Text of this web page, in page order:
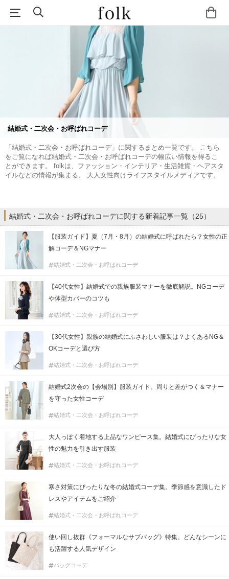
結婚式・二次会・お呼ばれコーデ
「結婚式・二次会・お呼ばれコーデ」に関するまとめ一覧です。 こちら
をご覧になれば結婚式・二次会・お呼ばれコーデの幅広い情報を得るこ
とができます。 folkは、ファッション・インテリア・生活雑貨・ヘアスタ
イルなどの情報が集まる、 大人女性向けライフスタイルメディアです。
結婚式・二次会・お呼ばれコーデに関する新着記事一覧（25）
【服装ガイド】夏（7月・8月）の結婚式に呼ばれたら？女性の正
解コーデ＆NGマナー
結婚式・二次会・お呼ばれコーデ
【40代女性】結婚式での親族服装マナーを徹底解説。NGコーデ
や体型カバーのコツも
結婚式・二次会・お呼ばれコーデ
【30代女性】親族の結婚式にふさわしい服装は？よくあるNG＆
OKコーデと選び方
結婚式・二次会・お呼ばれコーデ
結婚式2次会の【会場別】服装ガイド。周りと差がつく＆マナー
を守った女性コーデ
結婚式・二次会・お呼ばれコーデ
大人っぽく着地する上品なワンピース集。結婚式にぴったりな女
性の魅力を引き出す服装
結婚式・二次会・お呼ばれコーデ
寒さ対策にぴったりな冬の結婚式コーデ集。季節感を意識したド
レスやアイテムをご紹介
結婚式・二次会・お呼ばれコーデ
使い回し抜群《フォーマルなサブバッグ》特集。どんなシーンに
も活躍する人気デザイン
バッグコーデ